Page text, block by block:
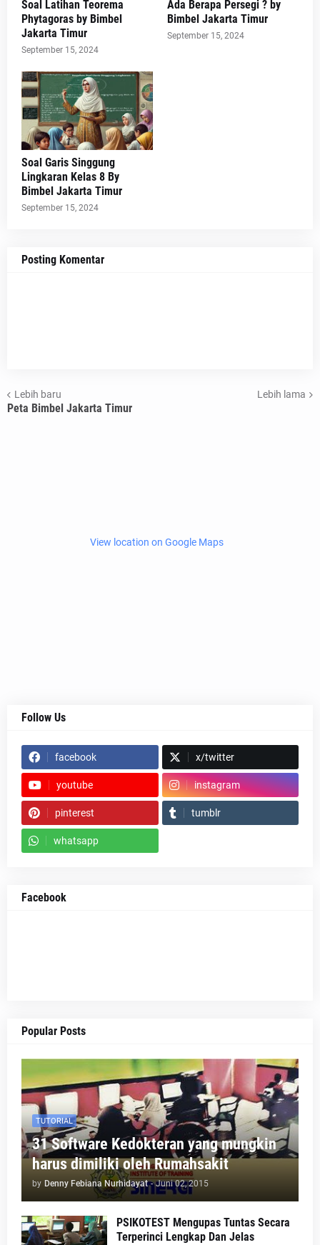
Soal Latihan Teorema
Phytagoras by Bimbel
Jakarta Timur
September 15, 2024
Ada Berapa Persegi ? by
Bimbel Jakarta Timur
September 15, 2024
Soal Garis Singgung
Lingkaran Kelas 8 By
Bimbel Jakarta Timur
September 15, 2024
Posting Komentar
Lebih baru Lebih lama
Peta Bimbel Jakarta Timur
View location on Google Maps
Follow Us
facebook x/twitter
youtube instagram
pinterest tumblr
whatsapp
Facebook
Popular Posts
TUTORIAL
31 Software Kedokteran yang mungkin
harus dimiliki oleh Rumahsakit
by Denny Febiana Nurhidayat - Juni 02, 2015
PSIKOTEST Mengupas Tuntas Secara
Terperinci Lengkap Dan Jelas